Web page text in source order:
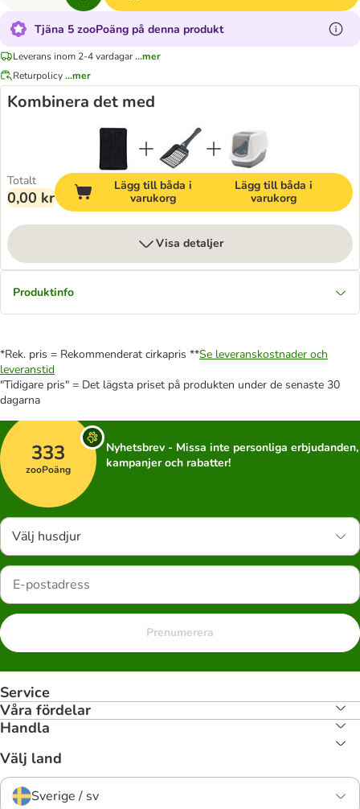
Tjäna 5 zooPoäng på denna produkt
Leverans inom 2-4 vardagar...mer
Returpolicy...mer
Kombinera det med
Totalt
0,00 kr
Lägg till båda i
varukorg
Lägg till båda i
varukorg
Visa detaljer
Produktinfo
*Rek. pris = Rekommenderat cirkapris **Se leveranskostnader och
leveranstid
"Tidigare pris" = Det lägsta priset på produkten under de senaste 30
dagarna
333
zooPoäng
Nyhetsbrev - Missa inte personliga erbjudanden,
kampanjer och rabatter!
Välj husdjur
Prenumerera
Service
Våra fördelar
Handla
Välj land
Sverige / sv